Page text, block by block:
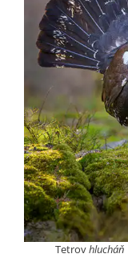
Tetrovhlucháň